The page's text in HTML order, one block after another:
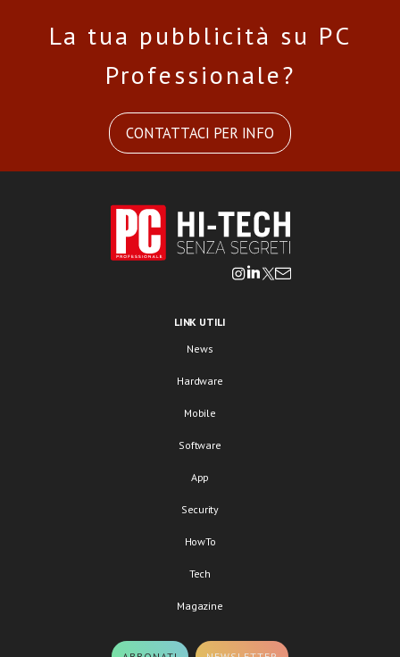
La tua pubblicità su PC
Professionale?
CONTATTACI PER INFO
LINK UTILI
News
Hardware
Mobile
Software
App
Security
HowTo
Tech
Magazine